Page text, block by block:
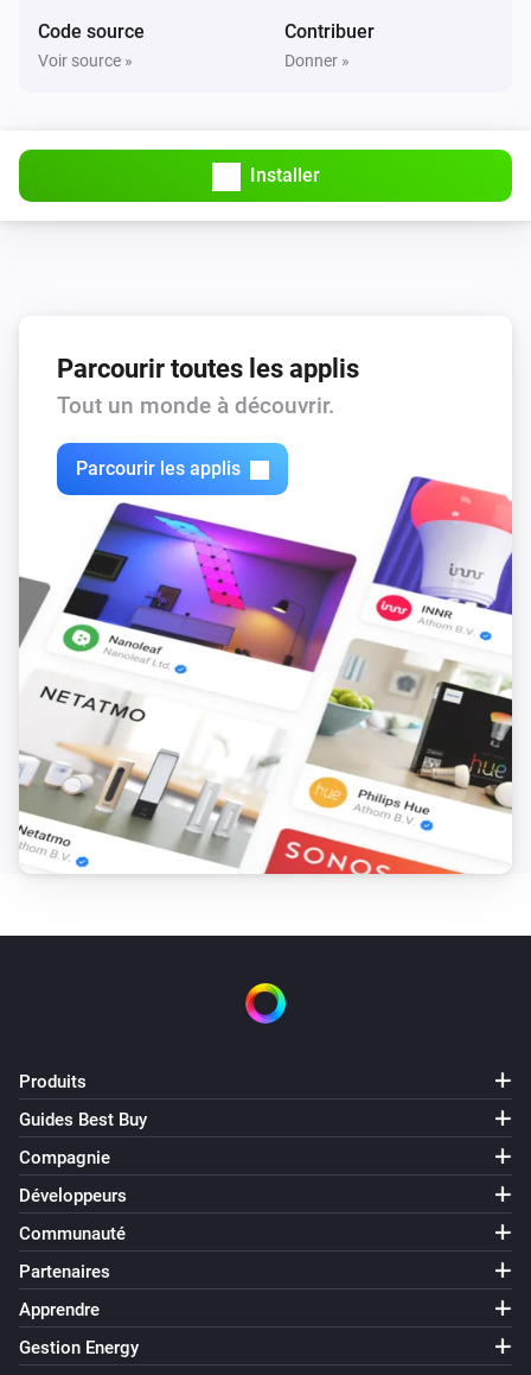
La température a changé
Code source
Voir source »
Contribuer
Donner »
Installer
Parcourir toutes les applis
Tout un monde à découvrir.
Parcourir les applis
Produits
Guides Best Buy
Compagnie
Développeurs
Communauté
Partenaires
Apprendre
Gestion Energy